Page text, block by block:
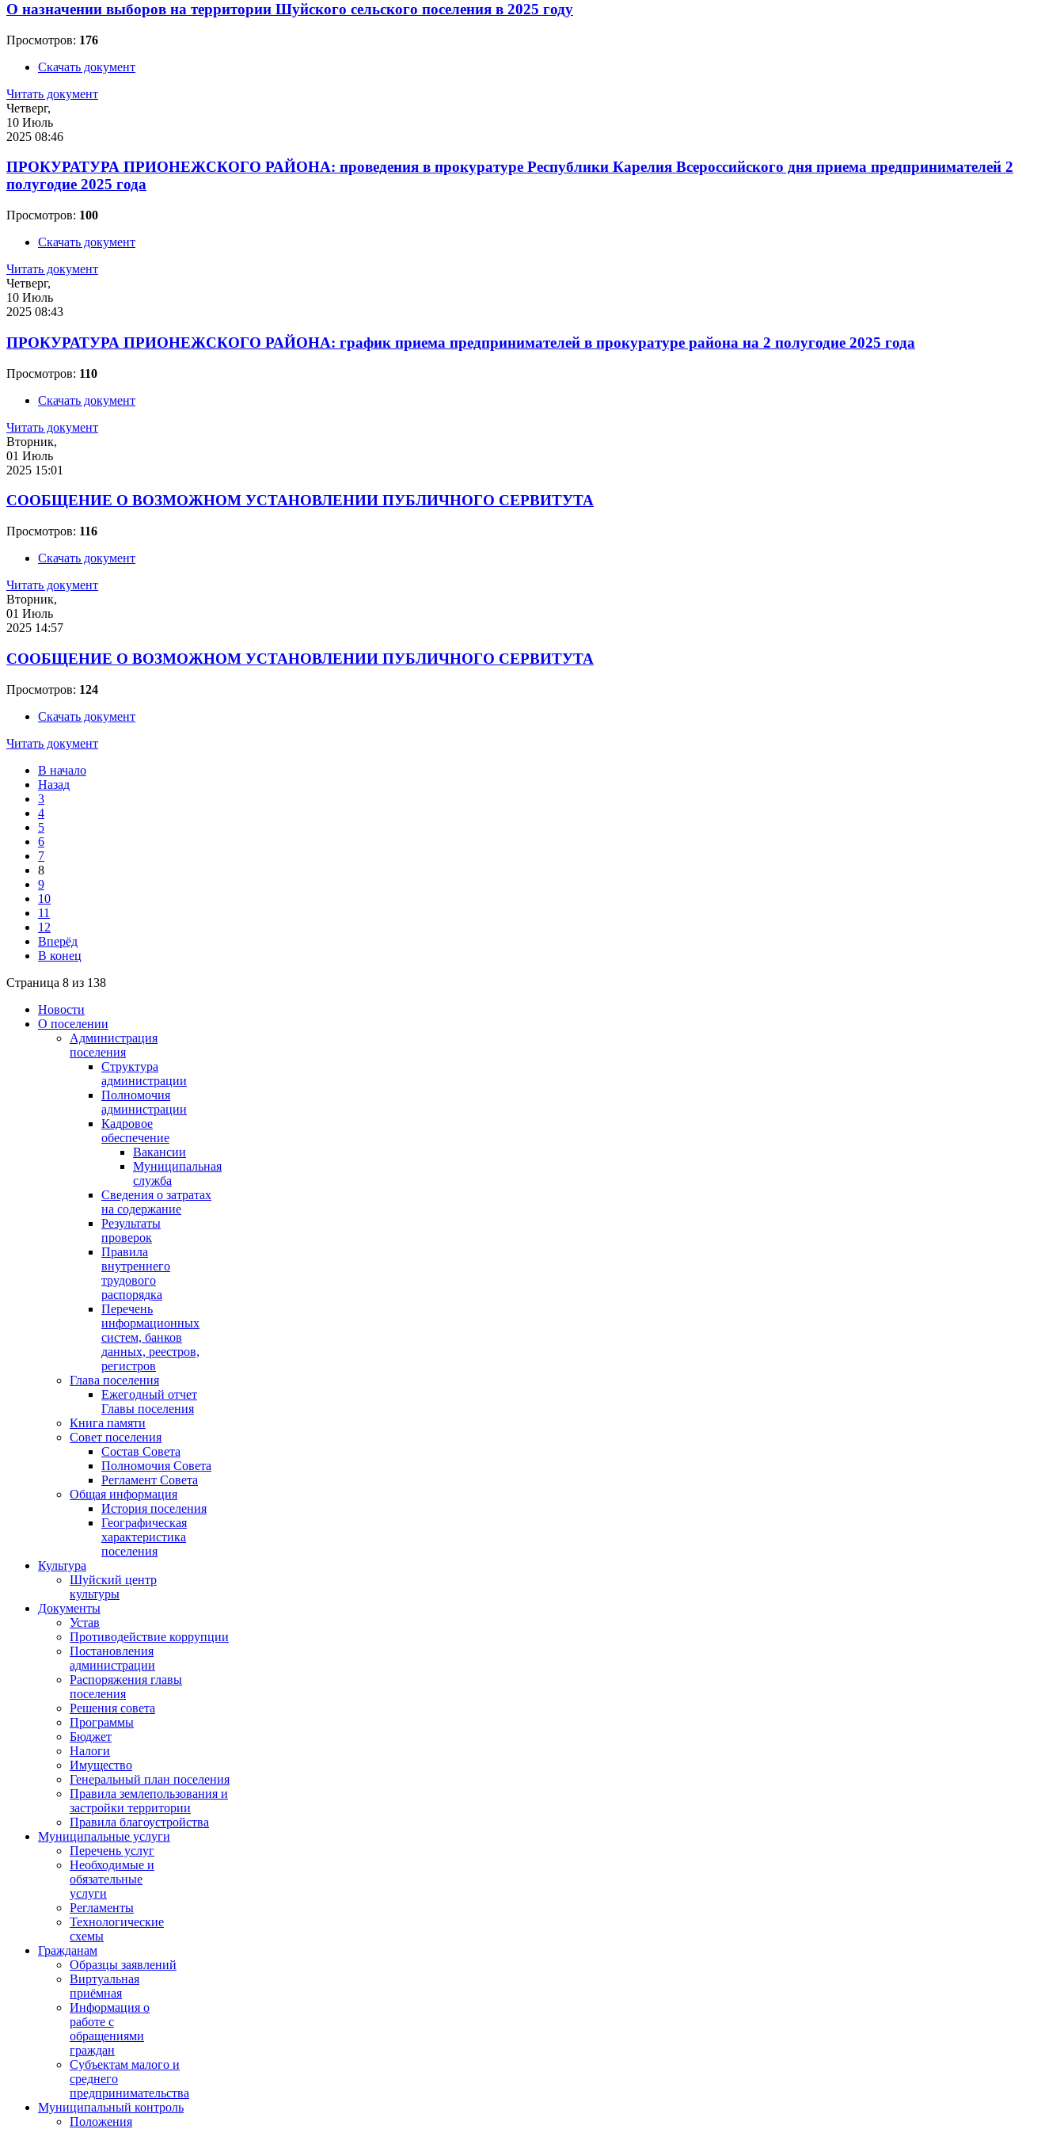
О назначении выборов на территории Шуйского сельского поселения в 2025 году
Просмотров: 176
Скачать документ
Читать документ
Четверг,
10 Июль
2025 08:46
ПРОКУРАТУРА ПРИОНЕЖСКОГО РАЙОНА: проведения в прокуратуре Республики Карелия Всероссийского дня приема предпринимателей 2
полугодие 2025 года
Просмотров: 100
Скачать документ
Читать документ
Четверг,
10 Июль
2025 08:43
ПРОКУРАТУРА ПРИОНЕЖСКОГО РАЙОНА: график приема предпринимателей в прокуратуре района на 2 полугодие 2025 года
Просмотров: 110
Скачать документ
Читать документ
Вторник,
01 Июль
2025 15:01
СООБЩЕНИЕ О ВОЗМОЖНОМ УСТАНОВЛЕНИИ ПУБЛИЧНОГО СЕРВИТУТА
Просмотров: 116
Скачать документ
Читать документ
Вторник,
01 Июль
2025 14:57
СООБЩЕНИЕ О ВОЗМОЖНОМ УСТАНОВЛЕНИИ ПУБЛИЧНОГО СЕРВИТУТА
Просмотров: 124
Скачать документ
Читать документ
В начало
Назад
3
4
5
6
7
8
9
10
11
12
Вперёд
В конец
Страница 8 из 138
Новости
О поселении
Администрация
поселения
Структура
администрации
Полномочия
администрации
Кадровое
обеспечение
Вакансии
Муниципальная
служба
Сведения о затратах
на содержание
Результаты
проверок
Правила
внутреннего
трудового
распорядка
Перечень
информационных
систем, банков
данных, реестров,
регистров
Глава поселения
Ежегодный отчет
Главы поселения
Книга памяти
Совет поселения
Состав Совета
Полномочия Совета
Регламент Совета
Общая информация
История поселения
Географическая
характеристика
поселения
Культура
Шуйский центр
культуры
Документы
Устав
Противодействие коррупции
Постановления
администрации
Распоряжения главы
поселения
Решения совета
Программы
Бюджет
Налоги
Имущество
Генеральный план поселения
Правила землепользования и
застройки территории
Правила благоустройства
Муниципальные услуги
Перечень услуг
Необходимые и
обязательные
услуги
Регламенты
Технологические
схемы
Гражданам
Образцы заявлений
Виртуальная
приёмная
Информация о
работе с
обращениями
граждан
Субъектам малого и
среднего
предпринимательства
Муниципальный контроль
Положения